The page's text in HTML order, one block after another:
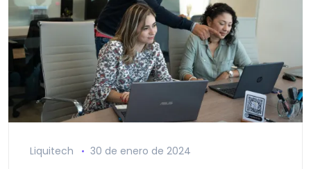
Liquitech 30 de enero de 2024